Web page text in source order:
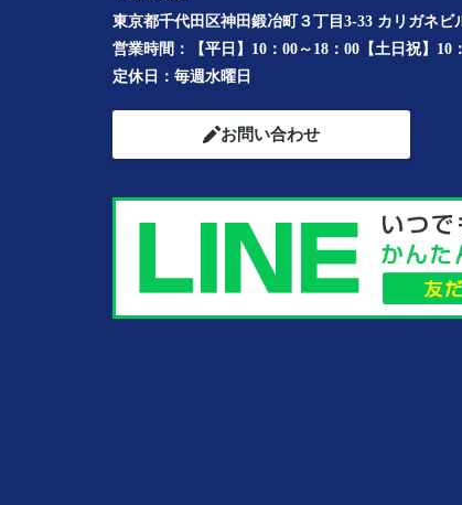
東京都千代田区神田鍛冶町３丁目3-33 カリガネビ
営業時間：
【平日】10：00～18：00【土日祝】10
定休日： 毎週水曜日
お問い合わせ